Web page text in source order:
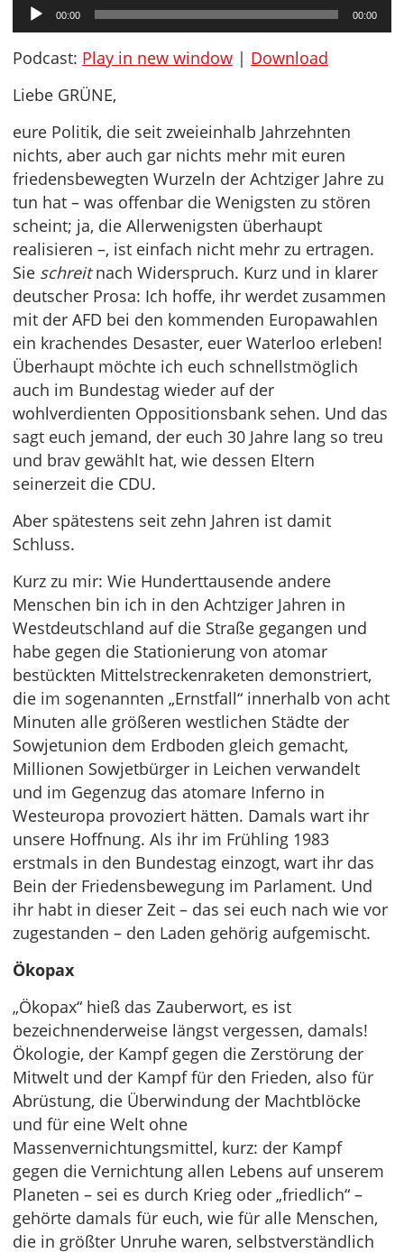
Audio-
Player
00:00 00:00
Podcast: Play in new window | Download
Liebe GRÜNE,
eure Politik, die seit zweieinhalb Jahrzehnten
nichts, aber auch gar nichts mehr mit euren
friedensbewegten Wurzeln der Achtziger Jahre zu
tun hat – was offenbar die Wenigsten zu stören
scheint; ja, die Allerwenigsten überhaupt
realisieren –, ist einfach nicht mehr zu ertragen.
Sie schreitnach Widerspruch. Kurz und in klarer
deutscher Prosa: Ich hoffe, ihr werdet zusammen
mit der AFD bei den kommenden Europawahlen
ein krachendes Desaster, euer Waterloo erleben!
Überhaupt möchte ich euch schnellstmöglich
auch im Bundestag wieder auf der
wohlverdienten Oppositionsbank sehen. Und das
sagt euch jemand, der euch 30 Jahre lang so treu
und brav gewählt hat, wie dessen Eltern
seinerzeit die CDU.
Aber spätestens seit zehn Jahren ist damit
Schluss.
Kurz zu mir: Wie Hunderttausende andere
Menschen bin ich in den Achtziger Jahren in
Westdeutschland auf die Straße gegangen und
habe gegen die Stationierung von atomar
bestückten Mittelstreckenraketen demonstriert,
die im sogenannten „Ernstfall“ innerhalb von acht
Minuten alle größeren westlichen Städte der
Sowjetunion dem Erdboden gleich gemacht,
Millionen Sowjetbürger in Leichen verwandelt
und im Gegenzug das atomare Inferno in
Westeuropa provoziert hätten. Damals wart ihr
unsere Hoffnung. Als ihr im Frühling 1983
erstmals in den Bundestag einzogt, wart ihr das
Bein der Friedensbewegung im Parlament. Und
ihr habt in dieser Zeit – das sei euch nach wie vor
zugestanden – den Laden gehörig aufgemischt.
Ökopax
„Ökopax“ hieß das Zauberwort, es ist
bezeichnenderweise längst vergessen, damals!
Ökologie, der Kampf gegen die Zerstörung der
Mitwelt und der Kampf für den Frieden, also für
Abrüstung, die Überwindung der Machtblöcke
und für eine Welt ohne
Massenvernichtungsmittel, kurz: der Kampf
gegen die Vernichtung allen Lebens auf unserem
Planeten – sei es durch Krieg oder „friedlich“ –
gehörte damals für euch, wie für alle Menschen,
die in größter Unruhe waren, selbstverständlich